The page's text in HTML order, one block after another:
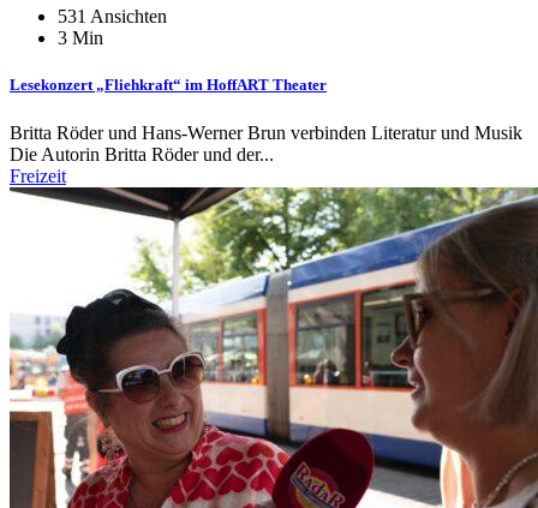
531 Ansichten
3 Min
Lesekonzert „Fliehkraft“ im HoffART Theater
Britta Röder und Hans-Werner Brun verbinden Literatur und Musik
Die Autorin Britta Röder und der...
Freizeit